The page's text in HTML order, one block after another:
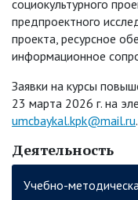
Деятельность
Учебно-
социокультурного
предпроектного
проекта, ресурсное
информационное
Заявки на курсы
23 марта 2026 г. на
umcbaykal.kpk@mail.ru.